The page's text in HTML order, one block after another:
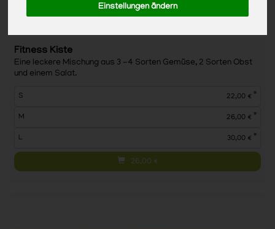
Einstellungen ändern
Fitness Kiste
Eine leckere Mischung aus 3 -4 Sorten Gemüse, 2 Sorten Obst
und einem Salat.
S 22,00 € *
M 26,00 € *
L 30,00 € *
26,00 €